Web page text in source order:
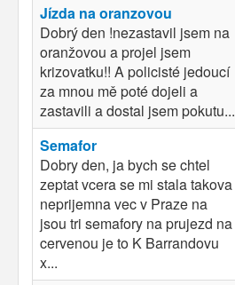
Jízda na oranzovou
Dobrý den !nezastavil jsem na
oranžovou a projel jsem
krizovatku!! A policisté jedoucí
za mnou mě poté dojeli a
zastavili a dostal jsem pokutu...
Semafor
Dobry den, ja bych se chtel
zeptat vcera se mi stala takova
neprijemna vec v Praze na
jsou tri semafory na prujezd na
cervenou je to K Barrandovu
x...